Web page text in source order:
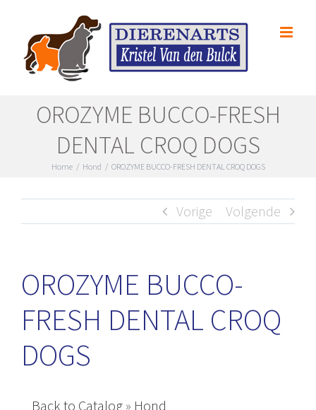
content
OROZYME BUCCO-FRESH
DENTAL CROQ DOGS
Home / Hond / OROZYME BUCCO-FRESH DENTAL CROQ DOGS
Vorige Volgende
OROZYME BUCCO-
FRESH DENTAL CROQ
DOGS
Back to Catalog Hond